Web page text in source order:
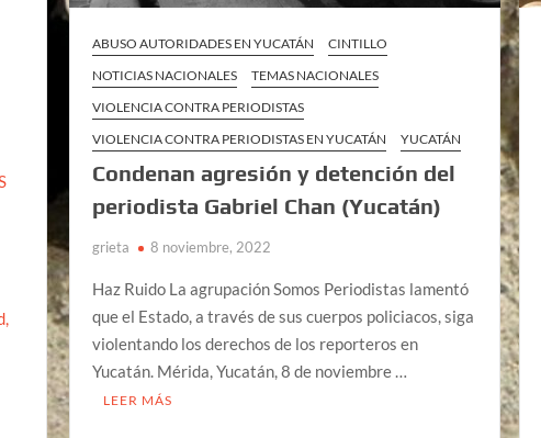
ABUSO AUTORIDADES EN YUCATÁN
CINTILLO
NOTICIAS NACIONALES
TEMAS NACIONALES
VIOLENCIA CONTRA PERIODISTAS
VIOLENCIA CONTRA PERIODISTAS EN YUCATÁN
YUCATÁN
Condenan agresión y detención del
periodista Gabriel Chan (Yucatán)
grieta 8 noviembre, 2022
Haz Ruido La agrupación Somos Periodistas lamentó
que el Estado, a través de sus cuerpos policiacos, siga
violentando los derechos de los reporteros en
Yucatán. Mérida, Yucatán, 8 de noviembre …
LEER MÁS